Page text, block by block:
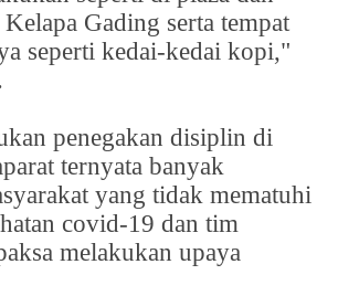
Gading serta tempat
seperti kedai-kedai kopi,"
penegakan disiplin di
ternyata banyak
yang tidak mematuhi
covid-19 dan tim
melakukan upaya